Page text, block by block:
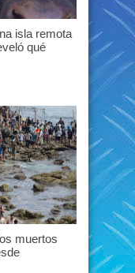
isla remota
qué
muertos